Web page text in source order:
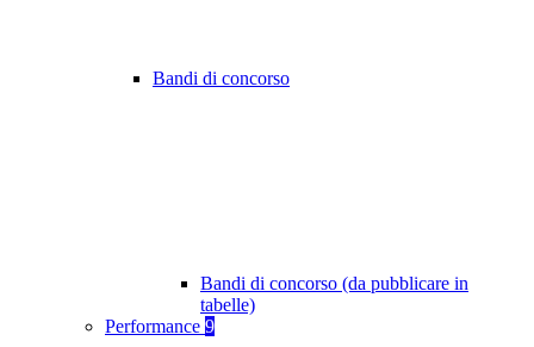
Bandi di concorso
Bandi di concorso (da pubblicare in
tabelle)
Performance 9